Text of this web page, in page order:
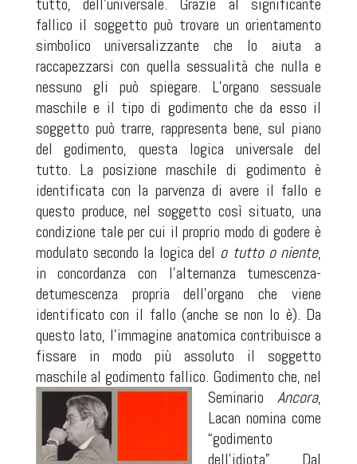
tutto, dell’universale. Grazie al significante
fallico il soggetto può trovare un orientamento
simbolico universalizzante che lo aiuta a
raccapezzarsi con quella sessualità che nulla e
nessuno gli può spiegare. L’organo sessuale
maschile e il tipo di godimento che da esso il
soggetto può trarre, rappresenta bene, sul piano
del godimento, questa logica universale del
tutto. La posizione maschile di godimento è
identificata con la parvenza di avere il fallo e
questo produce, nel soggetto così situato, una
condizione tale per cui il proprio modo di godere è
modulato secondo la logica del o tutto o niente,
in concordanza con l’alternanza tumescenza-
detumescenza propria dell’organo che viene
identificato con il fallo (anche se non lo è). Da
questo lato, l’immagine anatomica contribuisce a
fissare in modo più assoluto il soggetto
maschile al godimento fallico. Godimento che, nel
SeminarioAncora,
Lacan nomina come
“godimento
dell’idiota”. Dal